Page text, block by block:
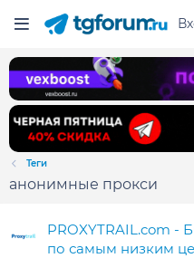
Теги
анонимные прокси
PROXYTRAIL.com -
по самым низким